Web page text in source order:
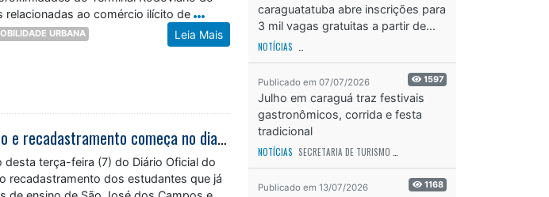
relacionadas ao comércio ilícito de
Leia Mais
URBANA
Edital de transporte universitário é publicado e recadastramento começa no dia 20 de julho em Caraguatatuba
terça-feira (7) do Diário Oficial do
recadastramento dos estudantes que já
caraguatatuba abre inscrições para
3 mil vagas gratuitas a partir de...
NOTÍCIAS
Publicado em 07/07/2026 1597
Julho em caraguá traz festivais
gastronômicos, corrida e festa
tradicional
NOTÍCIAS SECRETARIA DE TURISMO
Publicado em 13/07/2026 1168